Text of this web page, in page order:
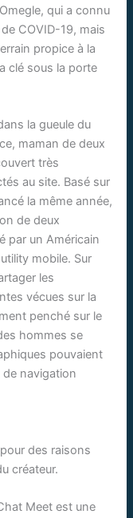
qui a connu
COVID-19, mais
propice à la
clé sous la porte
la gueule du
maman de deux
très
au site. Basé sur
la même année,
de deux
par un Américain
mobile. Sur
les
vécues sur la
penché sur le
hommes se
pouvaient
navigation
des raisons
créateur.
Meet est une